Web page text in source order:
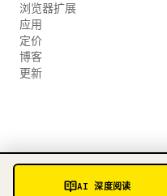
AI 深度阅读
浏览器扩展
应用
定价
博客
更新